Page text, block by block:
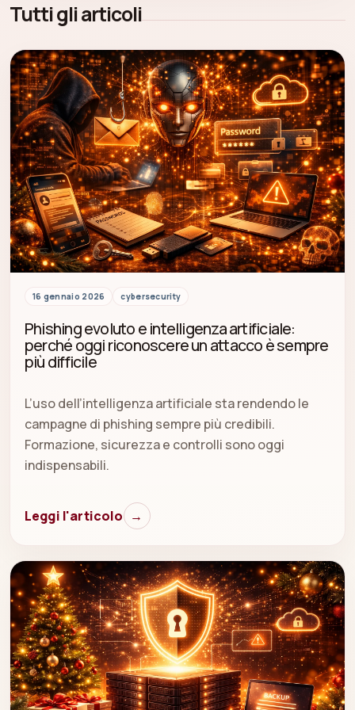
Tutti gli articoli
16 gennaio 2026 cybersecurity
Phishing evoluto e intelligenza artificiale:
perché oggi riconoscere un attacco è sempre
più difficile
L’uso dell’intelligenza artificiale sta rendendo le
campagne di phishing sempre più credibili.
Formazione, sicurezza e controlli sono oggi
indispensabili.
Leggi l'articolo →